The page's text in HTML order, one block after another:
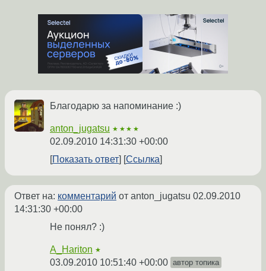
Благодарю за напоминание :)
anton_jugatsu ★★★★
02.09.2010 14:31:30 +00:00
Показать ответ
Ссылка
Ответ на: комментарий от anton_jugatsu 02.09.2010
14:31:30 +00:00
Не понял? :)
A_Hariton ★
03.09.2010 10:51:40 +00:00 автор топика